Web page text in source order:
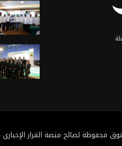
لصالح منصة القرار الإخباري 2025@ تطوير